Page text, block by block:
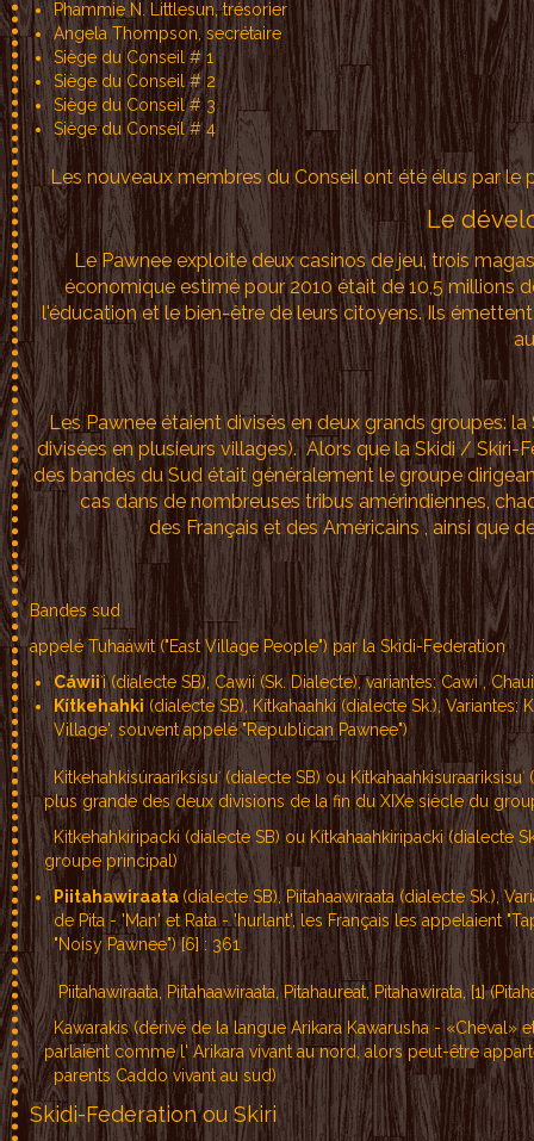
Phammie N. Littlesun, trésorier
Angela Thompson, secrétaire
Siège du Conseil # 1
Siège du Conseil # 2
Siège du Conseil # 3
Siège du Conseil # 4
Les nouveaux membres du Conseil ont été élus par
Le
Le Pawnee exploite deux casinos de jeu, trois
économique estimé pour 2010 était de 10,5 millions
l'éducation et le bien-être de leurs citoyens. Ils
Les Pawnee étaient divisés en deux grands groupes:
divisées en plusieurs villages). Alors que la Skidi /
des bandes du Sud était généralement le groupe
cas dans de nombreuses tribus amérindiennes,
des Français et des Américains , ainsi que
Bandes sud
appelé Tuhaáwit ("East Village People") par la Skidi-Federation
Cáwiiʾi (dialecte SB), Cawií (Sk. Dialecte), variantes: Cawi ,
Kítkehahki (dialecte SB), Kítkahaahki (dialecte Sk.),
Village', souvent appelé "Republican Pawnee")
Kitkehahkisúraariksisuʾ (dialecte SB) ou
plus grande des deux divisions de la fin du XIXe siècle du
Kitkehahkiripacki (dialecte SB) ou Kítkahaahkiripacki
groupe principal)
Piitahawiraata(dialecte SB), Piítahaawìraata (dialecte Sk.),
de Pita - 'Man' et Rata - 'hurlant', les Français les appelaient
"Noisy Pawnee") [6] : 361
Piitahawiraata, Piítahaawìraata, Pitahaureat, Pitahawirata, [1]
Kawarakis (dérivé de la langue Arikara Kawarusha - «Cheval»
parlaient comme l' Arikara vivant au nord, alors peut-être
parents Caddo vivant au sud)
Skidi-Federation ou Skiri